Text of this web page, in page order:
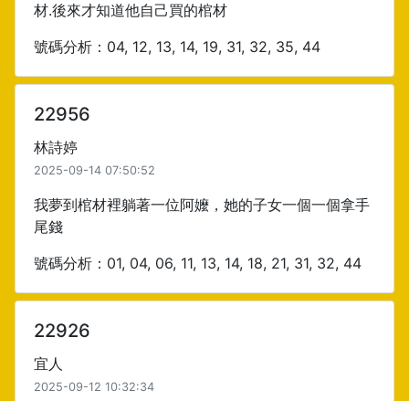
材.後來才知道他自己買的棺材
號碼分析：04, 12, 13, 14, 19, 31, 32, 35, 44
22956
林詩婷
2025-09-14 07:50:52
我夢到棺材裡躺著一位阿嬤，她的子女一個一個拿手
尾錢
號碼分析：01, 04, 06, 11, 13, 14, 18, 21, 31, 32, 44
22926
宜人
2025-09-12 10:32:34